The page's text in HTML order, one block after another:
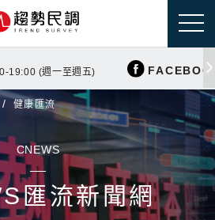
19:00 (週一至週五)
健康匯流
CNEWS
匯流新聞網